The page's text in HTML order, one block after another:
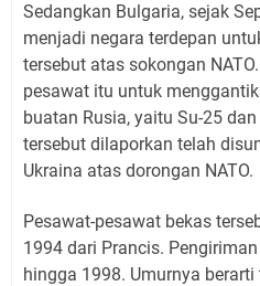
Sedangkan Bulgaria, sejak
menjadi negara terdepan
tersebut atas sokongan
pesawat itu untuk
buatan Rusia, yaitu Su-25
tersebut dilaporkan telah
Ukraina atas dorongan NATO.
Pesawat-pesawat bekas
1994 dari Prancis.
hingga 1998. Umurnya